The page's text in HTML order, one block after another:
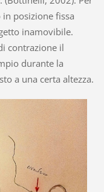
posizione fissa
inamovibile.
contrazione il
durante la
a una certa altezza.